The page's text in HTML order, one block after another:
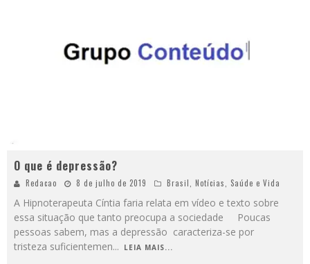
O que é depressão?
Redacao 8 de julho de 2019 Brasil Notícias Saúde e Vida
A Hipnoterapeuta Cíntia faria relata em vídeo e texto sobre
essa situação que tanto preocupa a sociedade Poucas
pessoas sabem, mas a depressão caracteriza-se por
tristeza suficientemen... LEIA MAIS...